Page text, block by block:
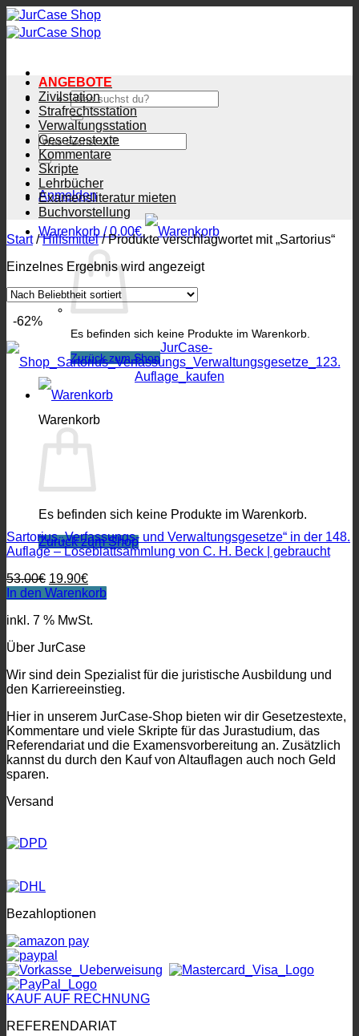
Zum
Inhalt
springen
Suchen
nach:
Suchen
nach:
Anmelden
Warenkorb /0.00€
Es befinden sich keine Produkte im Warenkorb.
Zurück zum Shop
Warenkorb
Es befinden sich keine Produkte im Warenkorb.
Zurück zum Shop
ANGEBOTE
Zivilstation
Strafrechtsstation
Verwaltungsstation
Gesetzestexte
Kommentare
Skripte
Lehrbücher
Examensliteratur mieten
Buchvorstellung
Start / Hilfsmittel /Produkte verschlagwortet mit „Sartorius“
Einzelnes Ergebnis wird angezeigt
-62%
Sartorius „Verfassungs- und Verwaltungsgesetze“ in der 148.
Auflage – Loseblattsammlung von C. H. Beck | gebraucht
53.00€ Ursprünglicher
Preis
53.00€
19.90€Aktueller
Preis
19.90€.
In den Warenkorb
inkl. 7 % MwSt.
Über JurCase
Wir sind dein Spezialist für die juristische Ausbildung und
den Karriereeinstieg.
Hier in unserem JurCase-Shop bieten wir dir Gesetzestexte,
Kommentare und viele Skripte für das Jurastudium, das
Referendariat und die Examensvorbereitung an. Zusätzlich
kannst du durch den Kauf von Altauflagen auch noch Geld
sparen.
Versand
Bezahloptionen
KAUF AUF RECHNUNG
REFERENDARIAT